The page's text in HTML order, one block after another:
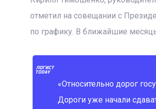
отметил на совещании с
по графику. В ближайшие
«Относительно дорог
Дороги уже начали